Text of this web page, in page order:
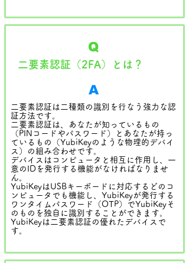
Q
二要素認証（2FA）とは？
A
二要素認証は二種類の識別を行なう強力な認
証方法です。
二要素認証は、あなたが知っているもの
（PINコードやパスワード）とあなたが持っ
ているもの（YubiKeyのような物理的デバイ
ス）の組み合わせです。
デバイスはコンピュータと相互に作用し、一
意のIDを発行する機能がなければなりませ
ん。
YubiKeyはUSBキーボードに対応するどのコ
ンピュータでも機能し、YubiKeyが発行する
ワンタイムパスワード（OTP）でYubiKeyそ
のものを独自に識別することができます。
YubiKeyは二要素認証の優れたデバイスで
す。